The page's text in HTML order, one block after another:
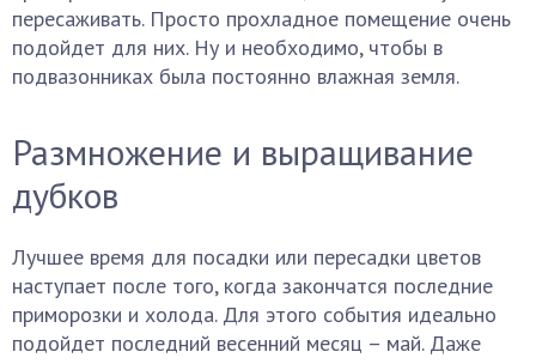
пересаживать. Просто прохладное помещение очень
подойдет для них. Ну и необходимо, чтобы в
подвазонниках была постоянно влажная земля.
Размножение и выращивание
дубков
Лучшее время для посадки или пересадки цветов
наступает после того, когда закончатся последние
приморозки и холода. Для этого события идеально
подойдет последний весенний месяц – май. Даже